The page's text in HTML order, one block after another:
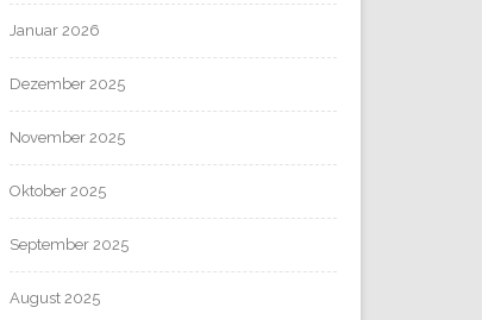
Januar 2026
Dezember 2025
November 2025
Oktober 2025
September 2025
August 2025